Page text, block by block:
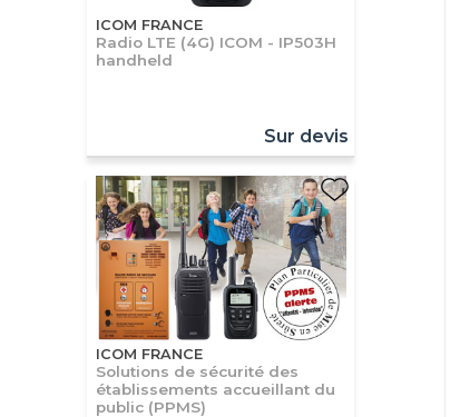
ICOM FRANCE
Radio LTE (4G) ICOM - IP503H
handheld
Sur devis
ICOM FRANCE
Solutions de sécurité des
établissements accueillant du
public (PPMS)